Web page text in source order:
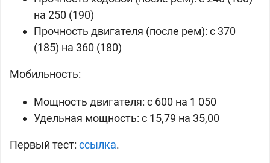
на 250 (190)
Прочность двигателя (после рем): c 370
(185) на 360 (180)
Мобильность:
Мощность двигателя: c 600 на 1 050
Удельная мощность: c 15,79 на 35,00
Первый тест: ссылка.